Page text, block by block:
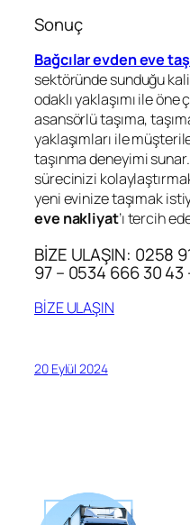
Sonuç
Bağcılar evden eve
sektöründe sunduğu
odaklı yaklaşımı ile öne
asansörlü taşıma,
yaklaşımları ile
taşınma deneyimi
sürecinizi
yeni evinize taşımak
eve nakliyat’ı tercih
BİZE ULAŞIN: 0258
97 – 0534 666 30 43
BİZE ULAŞIN
20 Eylül 2024